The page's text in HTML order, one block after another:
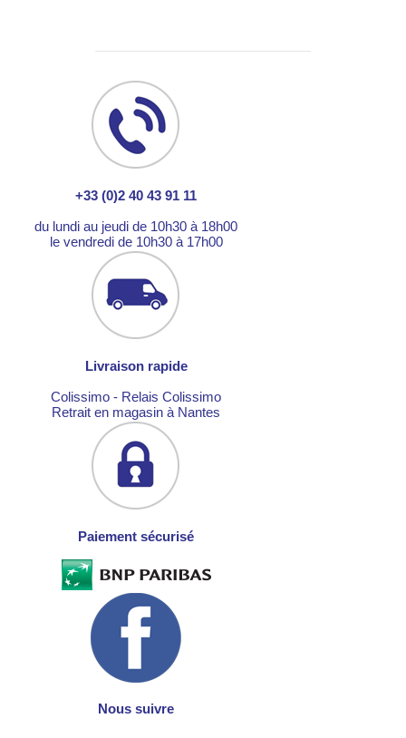
+33 (0)2 40 43 91 11
du lundi au jeudi de 10h30 à 18h00
le vendredi de 10h30 à 17h00
Livraison rapide
Colissimo - Relais Colissimo
Retrait en magasin à Nantes
Paiement sécurisé
Nous suivre